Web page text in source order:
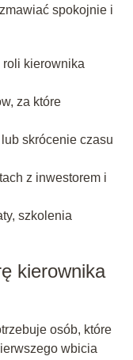
spokojnie i
roli kierownika
za które
skrócenie czasu
z inwestorem i
szkolenia
kierownika
osób, które
wbicia